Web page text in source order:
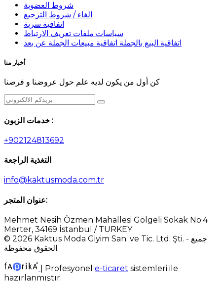
شروط العضوية
الغاء / شروط الترجيع
اتفاقية سرية
سياسات ملفات تعريف الارتباط
اتفاقية البيع بالجملة اتفاقية مبيعات الجملة عن بعد
أخبار منا
كن أول من يكون لديه علم حول عروضنا و فرصنا
خدمات الزبون :
+902124813692
التغذية الراجعة
info@kaktusmoda.com.tr
عنوان المتجر:
Mehmet Nesih Özmen Mahallesi Gölgeli Sokak No:4
Merter, 34169 İstanbul / TURKEY
© 2026 Kaktus Moda Giyim San. ve Tic. Ltd. Şti. - جميع
الحقوق محفوظة.
Profesyonel e-ticaret sistemleri ile
hazırlanmıştır.